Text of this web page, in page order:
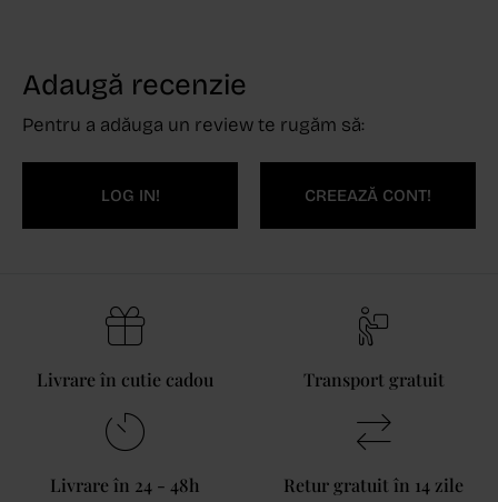
Adaugă recenzie
Pentru a adăuga un review te rugăm să:
LOG IN! CREEAZĂ CONT!
Livrare în cutie cadou Transport gratuit
Livrare în 24 - 48h Retur gratuit în 14 zile